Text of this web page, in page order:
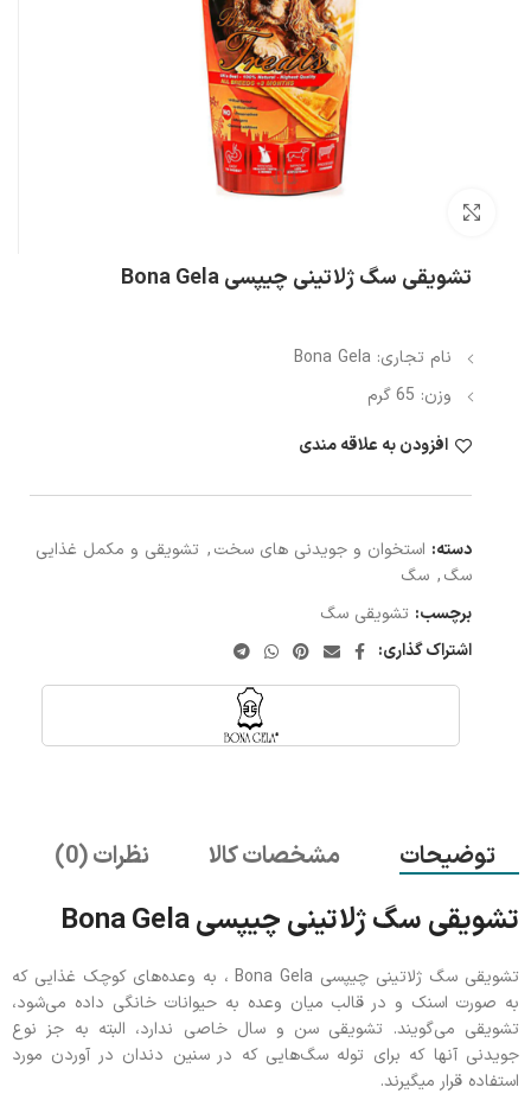
تشویقی سگ ژلاتینی چیپسی Bona Gela
نام تجاری: Bona Gela
وزن: 65 گرم
افزودن به علاقه مندی
دسته: استخوان و جویدنی های سخت, تشویقی و مکمل غذایی
سگ, سگ
برچسب: تشویقی سگ
اشتراک گذاری:
توضیحات مشخصات کالا نظرات (0)
تشویقی سگ ژلاتینی چیپسی Bona Gela
تشویقی سگ ژلاتینی چیپسی Bona Gela ، به وعده‌های کوچک غذایی که
به صورت اسنک و در قالب میان وعده به حیوانات خانگی داده می‌شود،
تشویقی می‌گویند. تشویقی سن و سال خاصی ندارد، البته به جز نوع
جویدنی آنها که برای توله سگ‌هایی که در سنین دندان در آوردن مورد
استفاده قرار میگیرند.